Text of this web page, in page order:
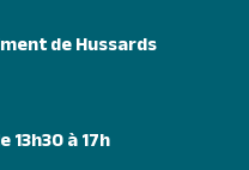
de Hussards
13h30 à 17h